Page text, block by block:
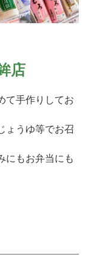
店
て手作りしてお
ょうゆ等でお召
にもお弁当にも